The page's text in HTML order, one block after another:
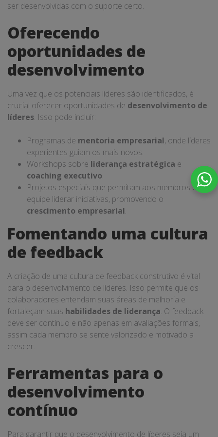
ser desenvolvidas com o suporte certo.
Oferecendo
oportunidades de
desenvolvimento
Uma vez que os potenciais líderes são identificados, é
crucial oferecer oportunidades de desenvolvimento de
líderes. Isso pode incluir:
Programas de mentoria empresarial, onde líderes
experientes guiam os mais novos.
Workshops sobre liderança estratégica e
coaching executivo.
Projetos especiais que permitam aos membros da
equipe liderar iniciativas, promovendo o
crescimento empresarial.
Fomentando uma cultura
de feedback
A criação de uma cultura de feedback construtivo é vital
para o desenvolvimento de líderes. Isso permite que os
colaboradores entendam suas áreas de melhoria e
fortaleçam suas habilidades de liderança. O feedback
deve ser contínuo e não apenas em avaliações formais,
assim cada membro se sente valorizado e motivado a
crescer.
Ferramentas para o
desenvolvimento
contínuo
Para garantir que o desenvolvimento de líderes seja um